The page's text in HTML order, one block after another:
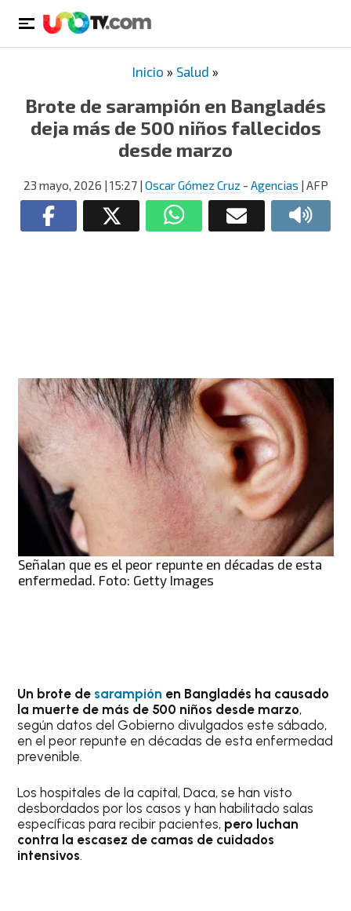
Inicio » Salud »
Brote de sarampión en Bangladés
deja más de 500 niños fallecidos
desde marzo
23 mayo, 2026 | 15:27| Oscar Gómez Cruz - Agencias | AFP
Señalan que es el peor repunte en décadas de esta
enfermedad. Foto: Getty Images
Un brote de sarampión en Bangladés ha causado
la muerte de más de 500 niños desde marzo,
según datos del Gobierno divulgados este sábado,
en el peor repunte en décadas de esta enfermedad
prevenible.
Los hospitales de la capital, Daca, se han visto
desbordados por los casos y han habilitado salas
específicas para recibir pacientes, pero luchan
contra la escasez de camas de cuidados
intensivos.